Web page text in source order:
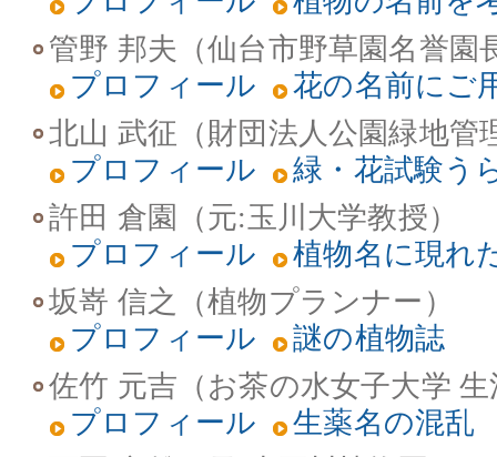
管野 邦夫（仙台市野草園名誉園
プロフィール
花の名前にご
北山 武征（財団法人公園緑地管
プロフィール
緑・花試験う
許田 倉園（元:玉川大学教授）
プロフィール
植物名に現れ
坂嵜 信之（植物プランナー）
プロフィール
謎の植物誌
佐竹 元吉（お茶の水女子大学
プロフィール
生薬名の混乱